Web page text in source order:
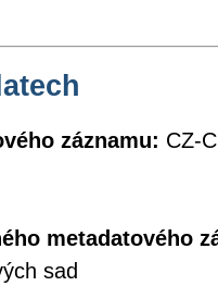
záznamu: CZ-
metadatového
sad